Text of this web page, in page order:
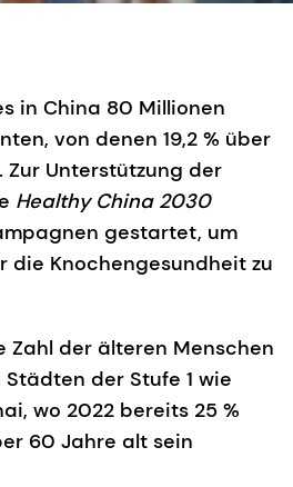
in China 80 Millionen
von denen 19,2 % über
Unterstützung der
Healthy China 2030
gestartet, um
die Knochengesundheit zu
Zahl der älteren Menschen
der Stufe 1 wie
wo 2022 bereits 25 %
60 Jahre alt sein